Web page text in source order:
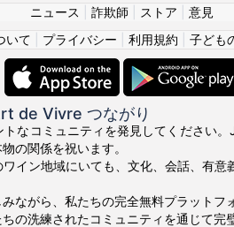
ニュース 詐欺師 ストア
意見
いて プライバシー 利用規約 子ども
de Vivre つながり
なコミュニティを発見してください
の関係を祝います。
イン地域にいても、文化、会話、有
ながら、私たちの完全無料プラットフ
の洗練されたコミュニティを通じて完